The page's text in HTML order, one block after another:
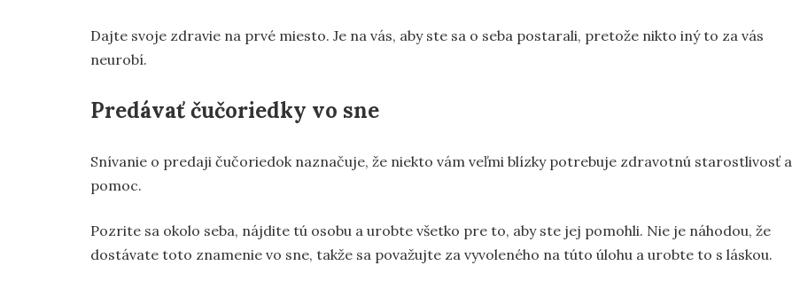
Dajte svoje zdravie na prvé miesto. Je na vás, aby ste sa o seba postarali, pretože nikto iný to za vás
neurobí.
Predávať čučoriedky vo sne
Snívanie o predaji čučoriedok naznačuje, že niekto vám veľmi blízky potrebuje zdravotnú starostlivosť a
pomoc.
Pozrite sa okolo seba, nájdite tú osobu a urobte všetko pre to, aby ste jej pomohli. Nie je náhodou, že
dostávate toto znamenie vo sne, takže sa považujte za vyvoleného na túto úlohu a urobte to s láskou.